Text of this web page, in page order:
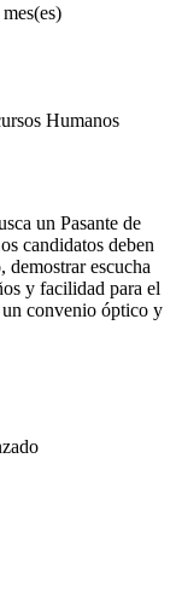
Humanos
un Pasante de
candidatos deben
escucha
y facilidad para el
un convenio óptico y